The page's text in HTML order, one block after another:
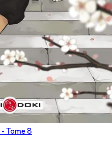
- Tome 8